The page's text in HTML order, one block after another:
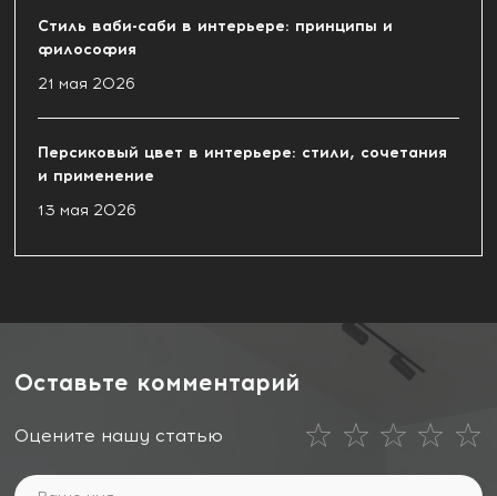
Стиль ваби-саби в интерьере: принципы и
философия
21 мая 2026
Персиковый цвет в интерьере: стили, сочетания
и применение
13 мая 2026
Оставьте комментарий
Оцените нашу статью